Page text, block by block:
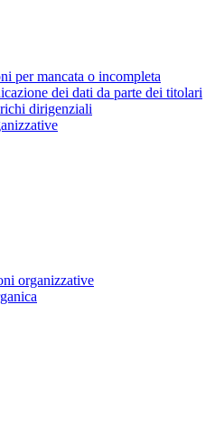
per mancata o incompleta
dei dati da parte dei titolari
dirigenziali
organizzative